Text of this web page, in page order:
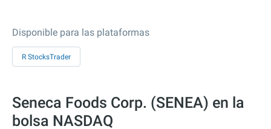
Disponible para las plataformas
R StocksTrader
Seneca Foods Corp. (SENEA) en la
bolsa NASDAQ